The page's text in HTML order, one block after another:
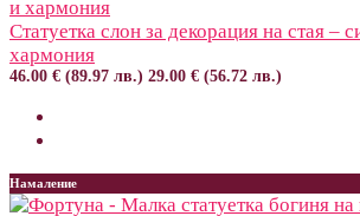
Статуетка слон за декорация на стая –
хармония
46.00 € (89.97 лв.) 29.00 € (56.72 лв.)
Намаление